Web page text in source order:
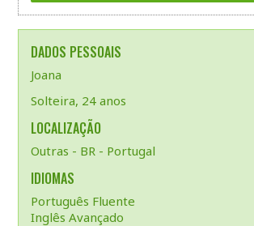
DADOS PESSOAIS
Joana
Solteira, 24 anos
LOCALIZAÇÃO
Outras - BR - Portugal
IDIOMAS
Português Fluente
Inglês Avançado